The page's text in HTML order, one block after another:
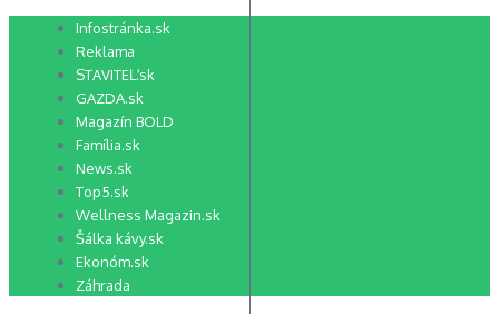
Preskočiť Infostránka.sk
Reklama
STAVITEĽ.sk
GAZDA.sk
Magazín BOLD
Família.sk
News.sk
Top5.sk
Wellness Magazin.sk
Šálka kávy.sk
Ekonóm.sk
Záhrada